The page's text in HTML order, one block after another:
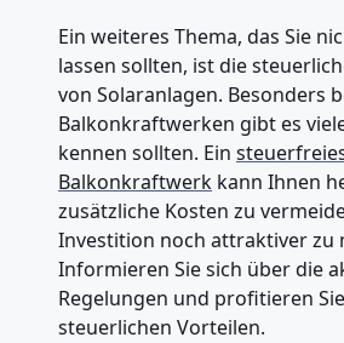
Ein weiteres Thema, das Sie
lassen sollten, ist die
von Solaranlagen. Besonders
Balkonkraftwerken gibt es
kennen sollten. Ein
Balkonkraftwerk kann Ihnen
zusätzliche Kosten zu
Investition noch attraktiver zu
Informieren Sie sich über die
Regelungen und profitieren
steuerlichen Vorteilen.